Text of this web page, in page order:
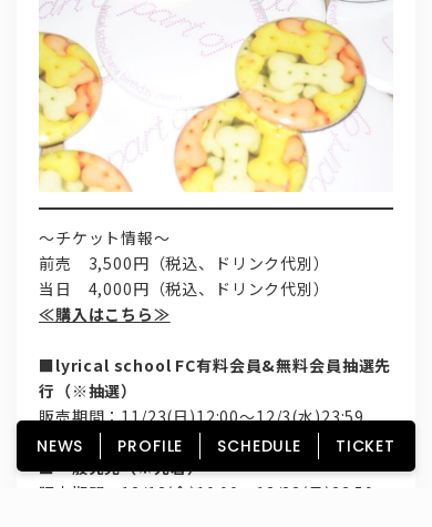
～チケット情報～
前売 3,500円（税込、ドリンク代別）
当日 4,000円（税込、ドリンク代別）
≪購入はこちら≫
■lyrical school FC有料会員&無料会員抽選先
行（※抽選）
販売期間：11/23(日)12:00～12/3(水)23:59
※登録のみの無料会員も購入可能です
■一般発売（※先着）
販売期間：12/12(金)10:00～12/22(月)23:59
NEWS PROFILE SCHEDULE TICKET